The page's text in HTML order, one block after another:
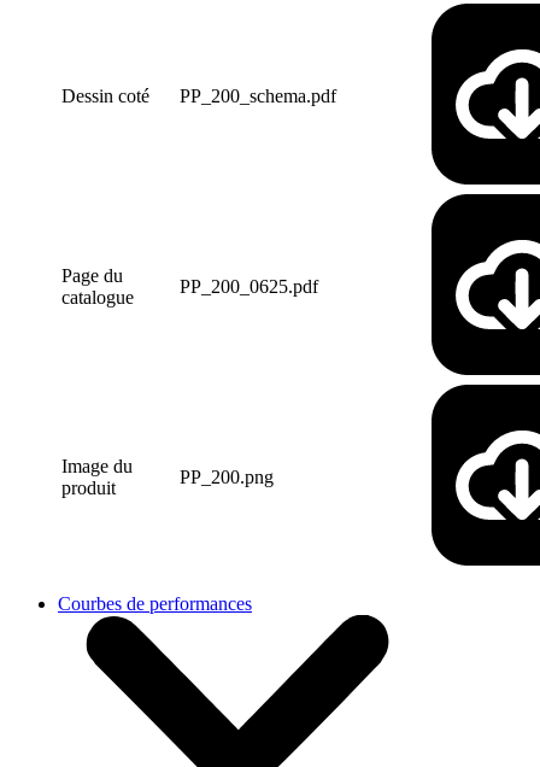
Dessin coté PP_200_schema.pdf
Page du
catalogue
PP_200_0625.pdf
Image du
produit
PP_200.png
Courbes de performances